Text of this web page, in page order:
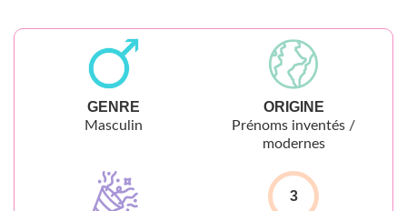
GENRE
Masculin
ORIGINE
Prénoms inventés /
modernes
3